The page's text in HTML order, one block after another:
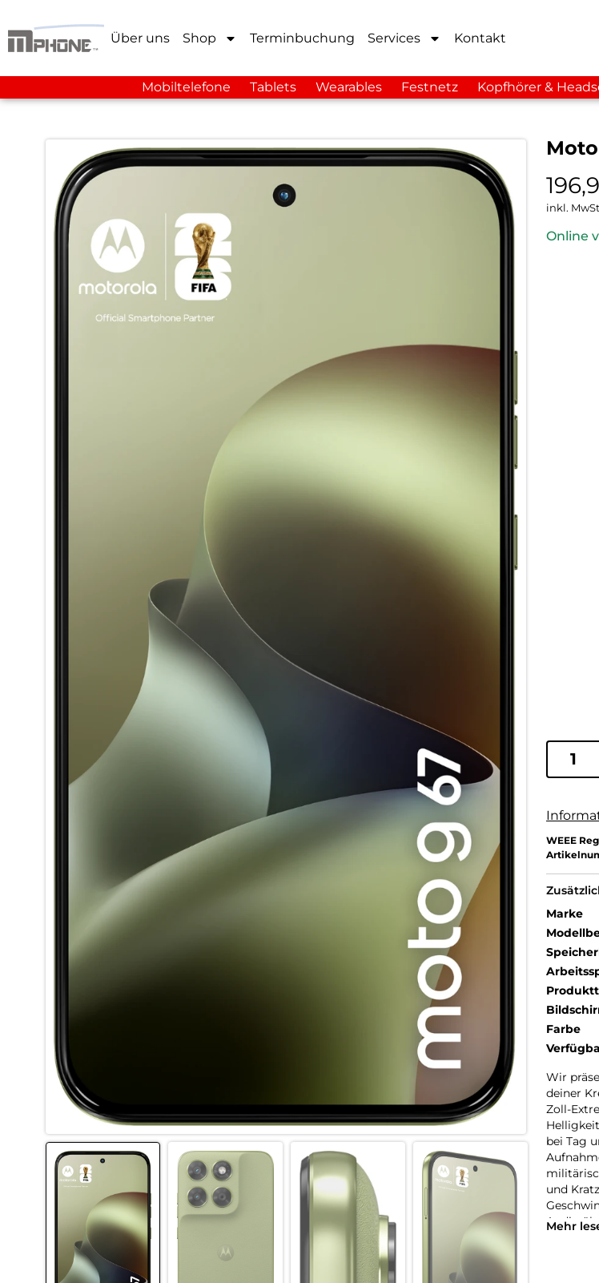
Über uns Shop Terminbuchung Services Kontakt
Mobiltelefone Tablets Wearables Festnetz Kopfhörer &
inkl.
Online
WEEE
Marke
Farbe
Wir
deiner
Zoll-
bei Tag
und
Audio
Mehr